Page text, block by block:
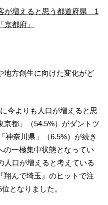
が増えると思う都道府県 1
都府」
地方創生に向けた変化がど
今よりも人口が増えると思
京都」（54.5%）がダントツ
神奈川県」（6.5%）が続き
の一極集中状態となってい
人口が増えると考えている
翔んで埼玉』のヒットで注
となりました。